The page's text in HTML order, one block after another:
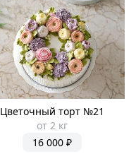
Цветочный торт №21
от 2 кг
16 000 ₽